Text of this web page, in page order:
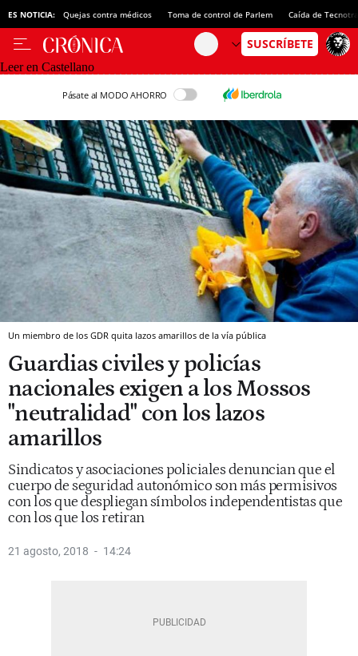
ES NOTICIA: Quejas contra médicos Toma de control de Parlem Caída de
Leer en Castellano
Pásate al MODO AHORRO
Un miembro de los GDR quita lazos amarillos de la vía pública
Guardias civiles y policías
nacionales exigen a los Mossos
"neutralidad" con los lazos
amarillos
Sindicatos y asociaciones policiales denuncian que el
cuerpo de seguridad autonómico son más permisivos
con los que despliegan símbolos independentistas que
con los que los retiran
21 agosto, 2018 14:24